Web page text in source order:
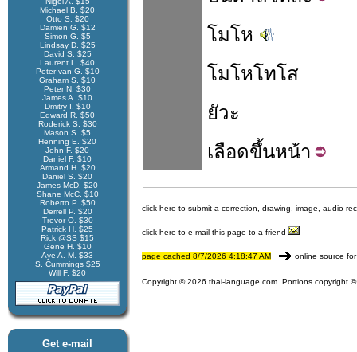
Michael B. $20
Otto S. $20
Damien G. $12
Simon G. $5
Lindsay D. $25
David S. $25
Laurent L. $40
Peter van G. $10
Graham S. $10
Peter N. $30
James A. $10
Dmitry I. $10
Edward R. $50
Roderick S. $30
Mason S. $5
Henning E. $20
John F. $20
Daniel F. $10
Armand H. $20
Daniel S. $20
James McD. $20
Shane McC. $10
Roberto P. $50
Derrell P. $20
Trevor O. $30
Patrick H. $25
Rick @SS $15
Gene H. $10
Aye A. M. $33
S. Cummings $25
Will F. $20
Get e-mail
โมโห
โมโหโทโส
ยัวะ
เลือดขึ้นหน้า
click here to submit a correction, drawing, image, audio
click here to e-mail this page to a friend
page cached 8/7/2026 4:18:47 AM online source
Copyright © 2026 thai-language.com. Portions copyright